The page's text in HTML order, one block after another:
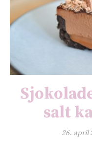
salt
26. april